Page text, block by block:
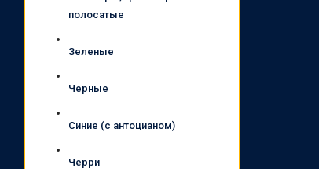
полосатые
Зеленые
Черные
Синие (с антоцианом)
Черри